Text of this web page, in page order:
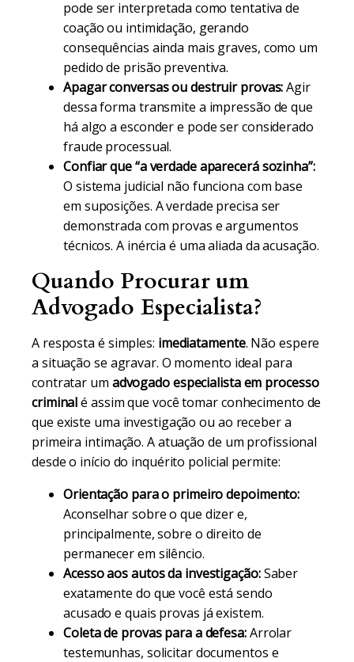
pode ser interpretada como tentativa de
coação ou intimidação, gerando
consequências ainda mais graves, como um
pedido de prisão preventiva.
Apagar conversas ou destruir provas:Agir
dessa forma transmite a impressão de que
há algo a esconder e pode ser considerado
fraude processual.
Confiar que “a verdade aparecerá sozinha”:
O sistema judicial não funciona com base
em suposições. A verdade precisa ser
demonstrada com provas e argumentos
técnicos. A inércia é uma aliada da acusação.
Quando Procurar um
Advogado Especialista?
A resposta é simples: imediatamente. Não espere
a situação se agravar. O momento ideal para
contratar um advogado especialista em processo
criminalé assim que você tomar conhecimento de
que existe uma investigação ou ao receber a
primeira intimação. A atuação de um profissional
desde o início do inquérito policial permite:
Orientação para o primeiro depoimento:
Aconselhar sobre o que dizer e,
principalmente, sobre o direito de
permanecer em silêncio.
Acesso aos autos da investigação:Saber
exatamente do que você está sendo
acusado e quais provas já existem.
Coleta de provas para a defesa:Arrolar
testemunhas, solicitar documentos e